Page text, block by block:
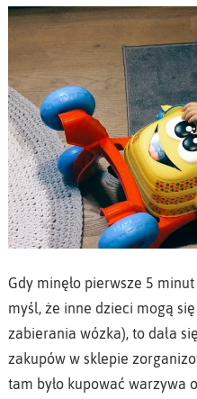
Gdy minęło pierwsze 5
myśl, że inne dzieci mogą
zabierania wózka), to dała
zakupów w sklepie
tam było kupować warzywa